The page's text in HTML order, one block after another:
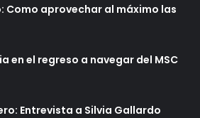
Como aprovechar al máximo las
en el regreso a navegar del MSC
Entrevista a Silvia Gallardo